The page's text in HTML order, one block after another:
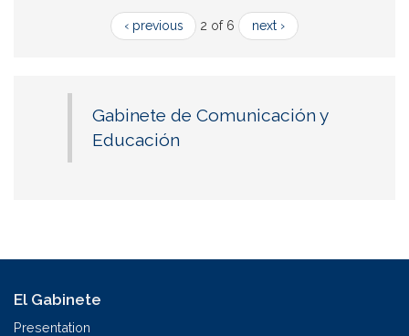
‹ previous 2 of 6 next ›
Gabinete de Comunicación y
Educación
El Gabinete
Presentation